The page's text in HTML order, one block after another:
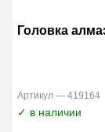
Головка
Артикул — 419164
✓ в наличии